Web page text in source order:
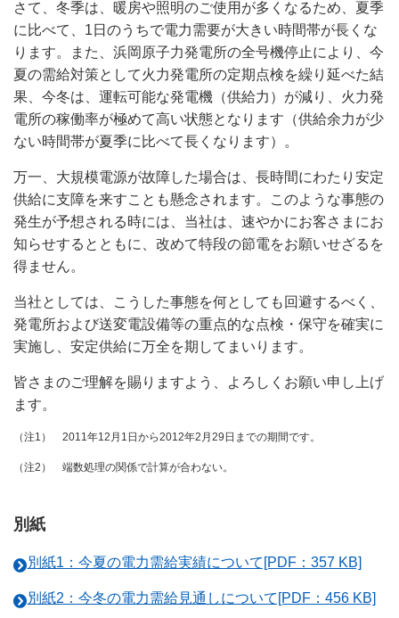
さて、冬季は、暖房や照明のご使用が多くなるため、夏季
に比べて、1日のうちで電力需要が大きい時間帯が長くな
ります。また、浜岡原子力発電所の全号機停止により、今
夏の需給対策として火力発電所の定期点検を繰り延べた結
果、今冬は、運転可能な発電機（供給力）が減り、火力発
電所の稼働率が極めて高い状態となります（供給余力が少
ない時間帯が夏季に比べて長くなります）。
万一、大規模電源が故障した場合は、長時間にわたり安定
供給に支障を来すことも懸念されます。このような事態の
発生が予想される時には、当社は、速やかにお客さまにお
知らせするとともに、改めて特段の節電をお願いせざるを
得ません。
当社としては、こうした事態を何としても回避するべく、
発電所および送変電設備等の重点的な点検・保守を確実に
実施し、安定供給に万全を期してまいります。
皆さまのご理解を賜りますよう、よろしくお願い申し上げ
ます。
（注1） 2011年12月1日から2012年2月29日までの期間です。
（注2） 端数処理の関係で計算が合わない。
別紙
別紙1：今夏の電力需給実績について[PDF：357 KB]
別紙2：今冬の電力需給見通しについて[PDF：456 KB]